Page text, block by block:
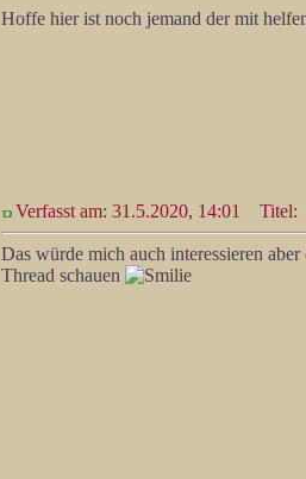
Hoffe hier ist noch jemand der mit
Verfasst am: 31.5.2020, 14:01 Titel:
Das würde mich auch interessieren
Thread schauen